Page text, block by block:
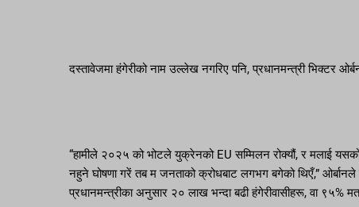
दस्तावेजमा हंगेरीको नाम उल्लेख नगरिए पनि, प्रधानमन्त्री भिक्टर
“हामीले २०२५ को भोटले युक्रेनको EU सम्मिलन रोक्यौं, र मलाई
नहुने घोषणा गरें तब म जनताको क्रोधबाट लगभग बगेको थिएँ,”
प्रधानमन्त्रीका अनुसार २० लाख भन्दा बढी हंगेरीवासीहरू, वा ९५%